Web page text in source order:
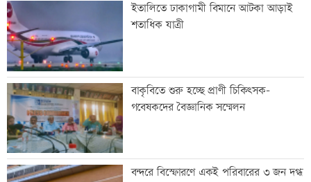
ইতালিতে ঢাকাগামী বিমানে আটকা আড়াই
শতাধিক যাত্রী
বাকৃবিতে শুরু হচ্ছে প্রাণী চিকিৎসক-
গবেষকদের বৈজ্ঞানিক সম্মেলন
বন্দরে বিস্ফোরণে একই পরিবারের ৩ জন দগ্ধ